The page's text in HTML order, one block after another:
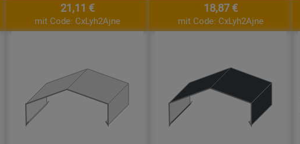
21,11 €
mit Code: CxLyh2Ajne
18,87 €
mit Code: CxLyh2Ajne